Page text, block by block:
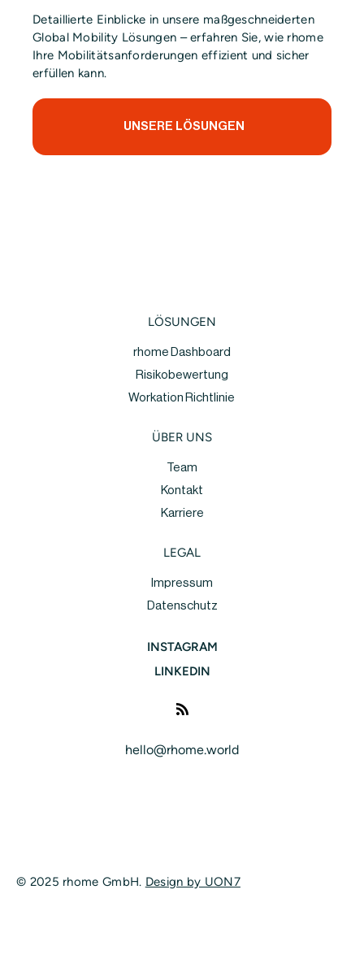
Herausforderun
entscheidende
Rolle,...
Beschäftigte
verbinden
mobiles
Detaillierte Einblicke in unsere maßgeschneiderten
Global Mobility Lösungen – erfahren Sie, wie rhome
Ihre Mobilitätsanforderungen effizient und sicher
erfüllen kann.
UNSERE LÖSUNGEN
hello@rhome.world
LÖSUNGEN
rhome Dashboard
Risikobewertung
Workation Richtlinie
LEGAL
Impressum
Datenschutz
ÜBER UNS
Team
Karriere
Kontakt
INSTAGRAM
LINKEDIN
© 2025 rhome GmbH. Design by UON7